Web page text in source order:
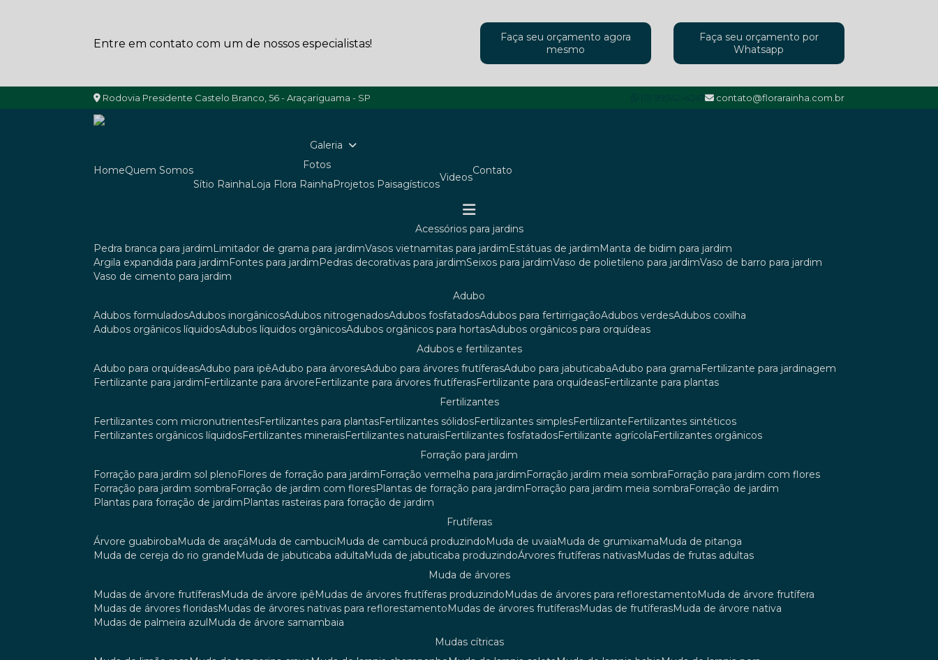
Entre em contato com um de nossos especialistas!
Faça seu orçamento agora
mesmo
Faça seu orçamento por
Whatsapp
Rodovia Presidente Castelo Branco, 56 - Araçariguama - SP contato@florarainha.com.br
Home Quem Somos
Galeria
Fotos
Sítio Rainha
Loja Flora Rainha Projetos Paisagísticos
Videos
Contato
acessórios para jardins
pedra branca para jardim
limitador de grama para jardim vasos vietnamitas para jardim estátuas de jardim
manta de bidim para jardim
argila expandida para jardim
fontes para jardim pedras decorativas para jardim seixos para jardim vaso de polietileno para jardim vaso de barro para jardim
vaso de cimento para jardim
adubo
adubos formulados adubos inorgânicos adubos nitrogenados adubos fosfatados adubos para fertirrigação adubos verdes adubos coxilha
adubos orgânicos líquidos adubos líquidos orgânicos adubos orgânicos para hortas adubos orgânicos para orquídeas
adubos e fertilizantes
adubo para orquídeas adubo para ipê adubo para árvores adubo para árvores frutíferas adubo para jabuticaba adubo para grama
fertilizante para jardinagem
fertilizante para jardim
fertilizante para árvore fertilizante para árvores frutíferas fertilizante para orquídeas fertilizante para plantas
fertilizantes
fertilizantes com micronutrientes fertilizantes para plantas fertilizantes sólidos fertilizantes simples fertilizante
fertilizantes sintéticos
fertilizantes orgânicos líquidos fertilizantes minerais fertilizantes naturais fertilizantes fosfatados fertilizante agrícola
fertilizantes orgânicos
forração para jardim
forração para jardim sol pleno
flores de forração para jardim forração vermelha para jardim forração jardim meia sombra
forração para jardim com flores
forração para jardim sombra
forração de jardim com flores plantas de forração para jardim forração para jardim meia sombra
forração de jardim
plantas para forração de jardim
plantas rasteiras para forração de jardim
frutíferas
árvore guabiroba
muda de araçá muda de cambuci muda de cambucá produzindo muda de uvaia muda de grumixama
muda de pitanga
muda de cereja do rio grande
muda de jabuticaba adulta muda de jabuticaba produzindo árvores frutíferas nativas
mudas de frutas adultas
muda de árvores
mudas de árvore frutíferas
muda de árvore ipê mudas de árvores frutíferas produzindo mudas de árvores para reflorestamento
muda de árvore frutífera
mudas de árvores floridas
mudas de árvores nativas para reflorestamento mudas de árvores frutíferas mudas de frutíferas
muda de árvore nativa
mudas de palmeira azul
muda de árvore samambaia
mudas cítricas